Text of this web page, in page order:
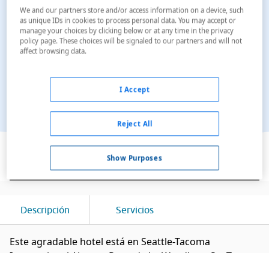
Ver en el mapa
Descripción Servicios
Este agradable hotel está en Seattle-Tacoma
We and our partners store and/or access information on a device, such
as unique IDs in cookies to process personal data. You may accept or
manage your choices by clicking below or at any time in the privacy
policy page. These choices will be signaled to our partners and will not
affect browsing data.
Show Purposes
Reject All
I Accept